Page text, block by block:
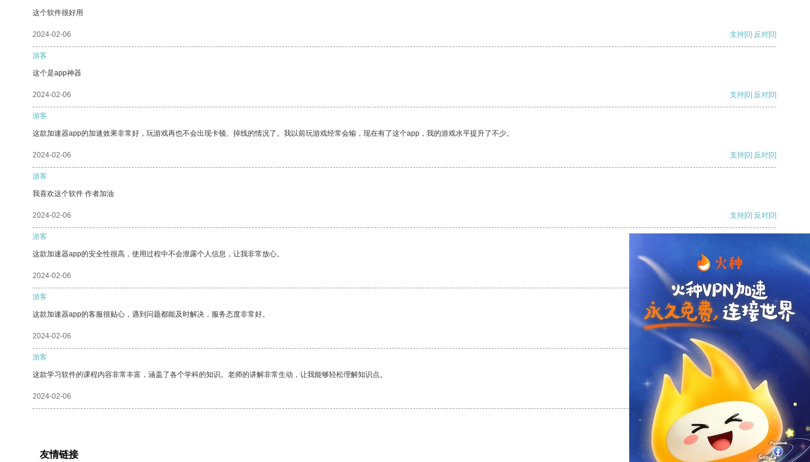
这个软件很好用
2024-02-06 支持[0] 反对[0]
游客
这个是app神器
2024-02-06 支持[0] 反对[0]
游客
这款加速器app的加速效果非常好，玩游戏再也不会出现卡顿、掉线的情况了。我以前玩游戏经常会输，现在有了这个app，我的游戏水平提升了不少。
2024-02-06 支持[0] 反对[0]
游客
我喜欢这个软件 作者加油
2024-02-06 支持[0] 反对[0]
游客
这款加速器app的安全性很高，使用过程中不会泄露个人信息，让我非常放心。
2024-02-06
游客
这款加速器app的客服很贴心，遇到问题都能及时解决，服务态度非常好。
2024-02-06 反对
游客
这款学习软件的课程内容非常丰富，涵盖了各个学科的知识。老师的讲解非常生动，让我能够轻松理解知识点。
2024-02-06 反对[0]
友情链接